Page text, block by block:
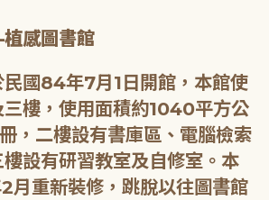
感圖書館
民國84年7月1日開館，本館使
三樓，使用面積約1040平方公
，二樓設有書庫區、電腦檢索
設有研習教室及自修室。本
月重新裝修，跳脫以往圖書館